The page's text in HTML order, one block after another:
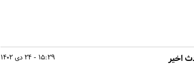
15:29 - 24 دی 1402